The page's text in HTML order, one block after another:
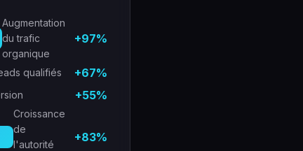
Augmentation
du trafic
organique
+97%
qualifiés +67%
+55%
Croissance
de
l'autorité
+83%